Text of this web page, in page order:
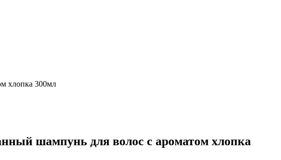
хлопка 300мл
шампунь для волос с ароматом хлопка